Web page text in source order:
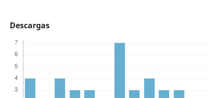
Descargas